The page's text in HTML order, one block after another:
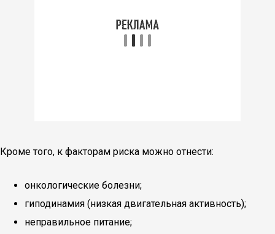
Кроме того, к факторам риска можно отнести:
онкологические болезни;
гиподинамия (низкая двигательная активность);
неправильное питание;